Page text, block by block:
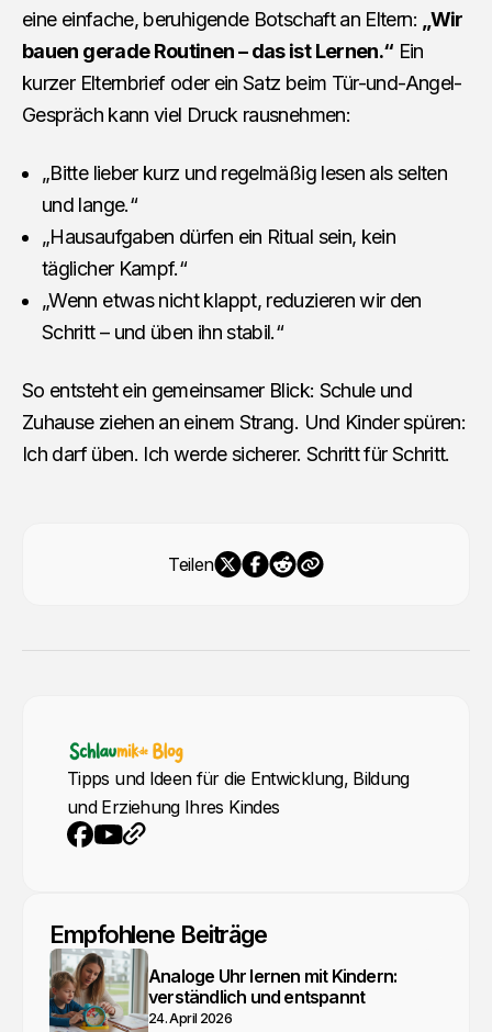
eine einfache, beruhigende Botschaft an Eltern:
„Wir
bauen gerade Routinen – das ist Lernen.“ Ein
kurzer Elternbrief oder ein Satz beim Tür-und-Angel-
Gespräch kann viel Druck rausnehmen:
„Bitte lieber kurz und regelmäßig lesen als selten
und lange.“
„Hausaufgaben dürfen ein Ritual sein, kein
täglicher Kampf.“
„Wenn etwas nicht klappt, reduzieren wir den
Schritt – und üben ihn stabil.“
So entsteht ein gemeinsamer Blick: Schule und
Zuhause ziehen an einem Strang. Und Kinder spüren:
Ich darf üben. Ich werde sicherer. Schritt für Schritt.
Teilen
Tipps und Ideen für die Entwicklung, Bildung
und Erziehung Ihres Kindes
Empfohlene Beiträge
Analoge Uhr lernen mit Kindern:
verständlich und entspannt
24. April 2026